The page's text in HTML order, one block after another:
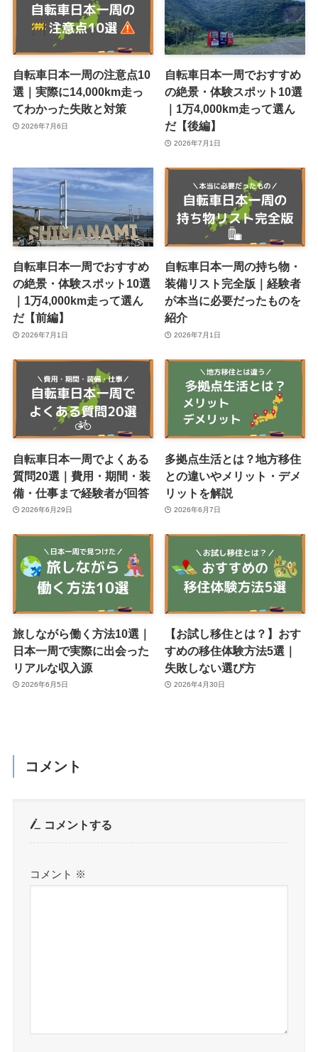
自転車日本一周の注意点10
選｜実際に14,000km走っ
てわかった失敗と対策
2026年7月6日
自転車日本一周でおすすめ
の絶景・体験スポット10選
｜1万4,000km走って選ん
だ【後編】
2026年7月1日
自転車日本一周でおすすめ
の絶景・体験スポット10選
｜1万4,000km走って選ん
だ【前編】
2026年7月1日
自転車日本一周の持ち物・
装備リスト完全版｜経験者
が本当に必要だったものを
紹介
2026年7月1日
自転車日本一周でよくある
質問20選｜費用・期間・装
備・仕事まで経験者が回答
2026年6月29日
多拠点生活とは？地方移住
との違いやメリット・デメ
リットを解説
2026年6月7日
旅しながら働く方法10選｜
日本一周で実際に出会った
リアルな収入源
2026年6月5日
【お試し移住とは？】おす
すめの移住体験方法5選｜
失敗しない選び方
2026年4月30日
コメント
コメントする
コメント ※